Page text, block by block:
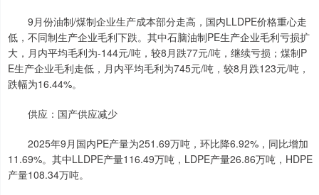
9月份油制/煤制企业生产成本部分走高，国内LLDPE价格重心走
低，不同制生产企业毛利下跌。其中石脑油制PE生产企业毛利亏损扩
大，月内平均毛利为-144元/吨，较8月跌77元/吨，继续亏损；煤制P
E生产企业毛利走低，月内平均毛利为745元/吨，较8月跌123元/吨，
跌幅为16.44%。
供应：国产供应减少
2025年9月国内PE产量为251.69万吨，环比降6.92%，同比增加
11.69%。其中LLDPE产量116.49万吨，LDPE产量26.86万吨，HDPE
产量108.34万吨。